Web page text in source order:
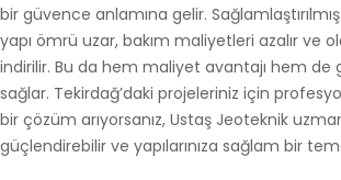
bir güvence anlamına gelir.
yapı ömrü uzar, bakım maliyetleri azalır ve
indirilir. Bu da hem maliyet avantajı hem de
sağlar. Tekirdağ’daki projeleriniz için
bir çözüm arıyorsanız, Ustaş Jeoteknik
güçlendirebilir ve yapılarınıza sağlam bir